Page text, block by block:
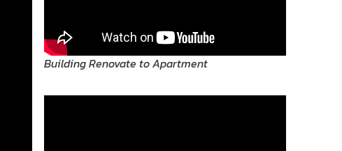
Building Renovate to Apartment